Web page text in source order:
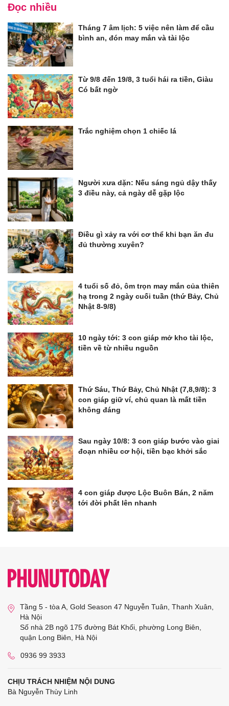
Đọc nhiều
Tháng 7 âm lịch: 5 việc nên làm để cầu
bình an, đón may mắn và tài lộc
Từ 9/8 đến 19/8, 3 tuổi hái ra tiền, Giàu
Có bất ngờ
Trắc nghiệm chọn 1 chiếc lá
Người xưa dặn: Nếu sáng ngủ dậy thấy
3 điều này, cả ngày dễ gặp lộc
Điều gì xảy ra với cơ thể khi bạn ăn đu
đủ thường xuyên?
4 tuổi số đỏ, ôm trọn may mắn của thiên
hạ trong 2 ngày cuối tuần (thứ Bảy, Chủ
Nhật 8-9/8)
10 ngày tới: 3 con giáp mở kho tài lộc,
tiền về từ nhiều nguồn
Thứ Sáu, Thứ Bảy, Chủ Nhật (7,8,9/8): 3
con giáp giữ ví, chủ quan là mất tiền
không đáng
Sau ngày 10/8: 3 con giáp bước vào giai
đoạn nhiều cơ hội, tiền bạc khởi sắc
4 con giáp được Lộc Buôn Bán, 2 năm
tới đời phất lên nhanh
Tầng 5 - tòa A, Gold Season 47 Nguyễn Tuân, Thanh Xuân,
Hà Nội
Số nhà 2B ngõ 175 đường Bát Khối, phường Long Biên,
quận Long Biên, Hà Nội
0936 99 3933
CHỊU TRÁCH NHIỆM NỘI DUNG
Bà Nguyễn Thùy Linh